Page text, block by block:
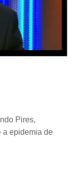
Pires,
a epidemia de